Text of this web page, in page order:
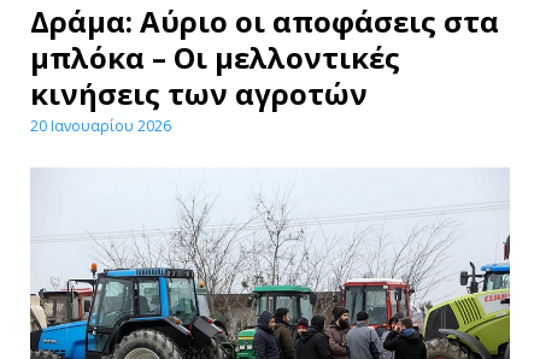
Δράμα: Αύριο οι αποφάσεις στα
μπλόκα – Οι μελλοντικές
κινήσεις των αγροτών
20 Ιανουαρίου 2026